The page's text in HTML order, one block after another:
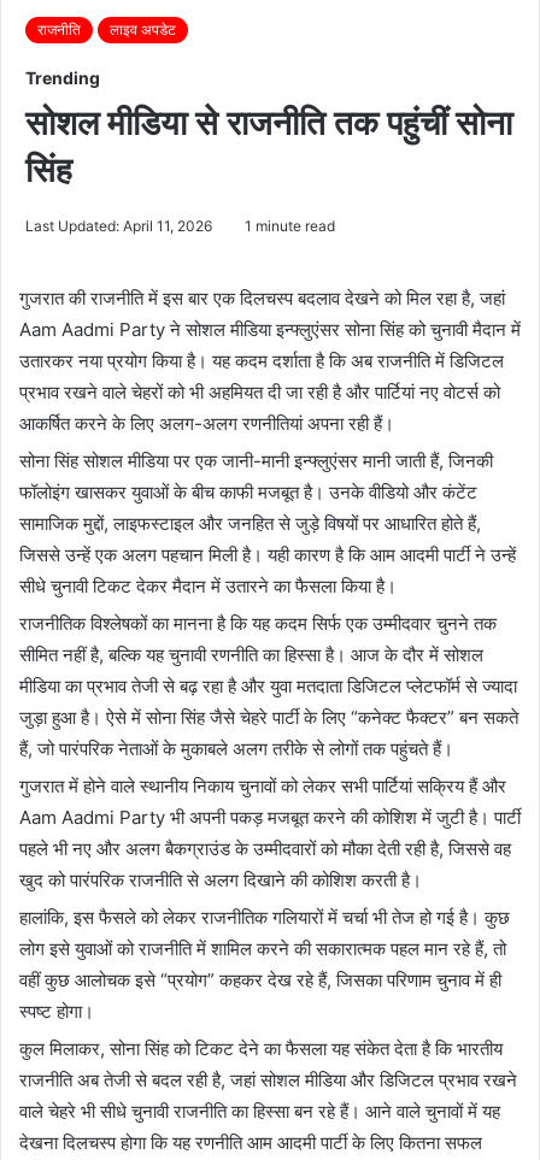
राजनीति लाइव अपडेट
Trending
सोशल मीडिया से राजनीति तक पहुंचीं सोना
सिंह
Last Updated: April 11, 2026 1 minute read
गुजरात की राजनीति में इस बार एक दिलचस्प बदलाव देखने को मिल रहा है, जहां
Aam Aadmi Partyने सोशल मीडिया इन्फ्लुएंसर सोना सिंह को चुनावी मैदान में
उतारकर नया प्रयोग किया है। यह कदम दर्शाता है कि अब राजनीति में डिजिटल
प्रभाव रखने वाले चेहरों को भी अहमियत दी जा रही है और पार्टियां नए वोटर्स को
आकर्षित करने के लिए अलग-अलग रणनीतियां अपना रही हैं।
सोना सिंह सोशल मीडिया पर एक जानी-मानी इन्फ्लुएंसर मानी जाती हैं, जिनकी
फॉलोइंग खासकर युवाओं के बीच काफी मजबूत है। उनके वीडियो और कंटेंट
सामाजिक मुद्दों, लाइफस्टाइल और जनहित से जुड़े विषयों पर आधारित होते हैं,
जिससे उन्हें एक अलग पहचान मिली है। यही कारण है कि आम आदमी पार्टी ने उन्हें
सीधे चुनावी टिकट देकर मैदान में उतारने का फैसला किया है।
राजनीतिक विश्लेषकों का मानना है कि यह कदम सिर्फ एक उम्मीदवार चुनने तक
सीमित नहीं है, बल्कि यह चुनावी रणनीति का हिस्सा है। आज के दौर में सोशल
मीडिया का प्रभाव तेजी से बढ़ रहा है और युवा मतदाता डिजिटल प्लेटफॉर्म से ज्यादा
जुड़ा हुआ है। ऐसे में सोना सिंह जैसे चेहरे पार्टी के लिए “कनेक्ट फैक्टर” बन सकते
हैं, जो पारंपरिक नेताओं के मुकाबले अलग तरीके से लोगों तक पहुंचते हैं।
गुजरात में होने वाले स्थानीय निकाय चुनावों को लेकर सभी पार्टियां सक्रिय हैं और
Aam Aadmi Party भी अपनी पकड़ मजबूत करने की कोशिश में जुटी है। पार्टी
पहले भी नए और अलग बैकग्राउंड के उम्मीदवारों को मौका देती रही है, जिससे वह
खुद को पारंपरिक राजनीति से अलग दिखाने की कोशिश करती है।
हालांकि, इस फैसले को लेकर राजनीतिक गलियारों में चर्चा भी तेज हो गई है। कुछ
लोग इसे युवाओं को राजनीति में शामिल करने की सकारात्मक पहल मान रहे हैं, तो
वहीं कुछ आलोचक इसे “प्रयोग” कहकर देख रहे हैं, जिसका परिणाम चुनाव में ही
स्पष्ट होगा।
कुल मिलाकर, सोना सिंह को टिकट देने का फैसला यह संकेत देता है कि भारतीय
राजनीति अब तेजी से बदल रही है, जहां सोशल मीडिया और डिजिटल प्रभाव रखने
वाले चेहरे भी सीधे चुनावी राजनीति का हिस्सा बन रहे हैं। आने वाले चुनावों में यह
देखना दिलचस्प होगा कि यह रणनीति आम आदमी पार्टी के लिए कितना सफल